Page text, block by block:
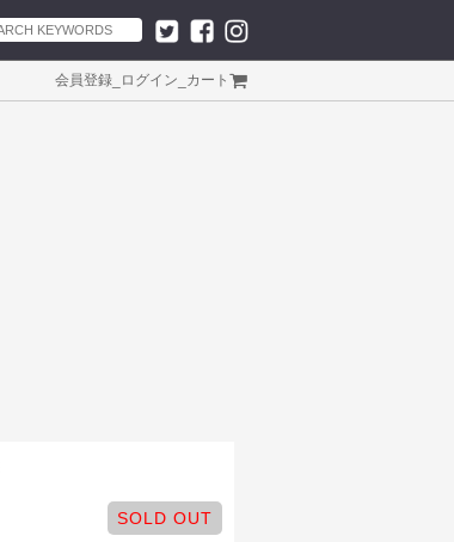
会員登録 ログイン カート
SOLD OUT